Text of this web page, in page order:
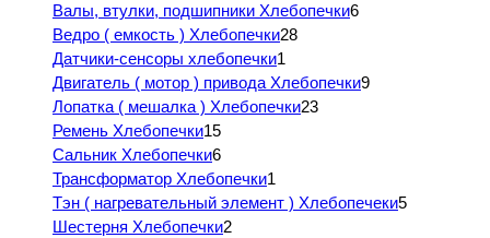
Валы, втулки, подшипники Хлебопечки6
Ведро ( емкость ) Хлебопечки28
Датчики-сенсоры хлебопечки1
Двигатель ( мотор ) привода Хлебопечки9
Лопатка ( мешалка ) Хлебопечки23
Ремень Хлебопечки15
Сальник Хлебопечки6
Трансформатор Хлебопечки1
Тэн ( нагревательный элемент ) Хлебопечеки5
Шестерня Хлебопечки2